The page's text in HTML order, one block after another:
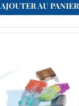
AJOUTER AU PANIER